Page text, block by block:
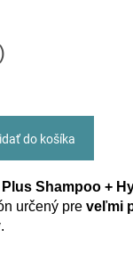
do košíka
Plus Shampoo +
určený pre veľmi
.